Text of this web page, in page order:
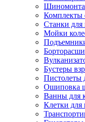
Комплекты
Станки для
Мойки
Бустеры
Пистолеты
Ошиповка
Ванны для
Клетки для